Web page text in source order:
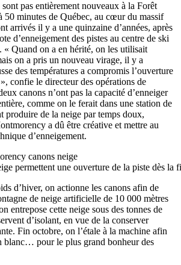
pas entièrement nouveaux à la Forêt
50 minutes de Québec, au cœur du massif
arrivés il y a une quinzaine d’années, après
d’enneigement des pistes au centre de ski
Quand on a en hérité, on les utilisait
on a pris un nouveau virage, il y a
des températures a compromis l’ouverture
confie le directeur des opérations de
canons n’ont pas la capacité d’enneiger
comme on le ferait dans une station de
produire de la neige par temps doux,
a dû être créative et mettre au
d’enneigement.
permettent une ouverture de la piste dès
d’hiver, on actionne les canons afin de
de neige artificielle de 10 000 mètres
entrepose cette neige sous des tonnes de
d’isolant, en vue de la conserver
Fin octobre, on l’étale à la machine afin
blanc… pour le plus grand bonheur des